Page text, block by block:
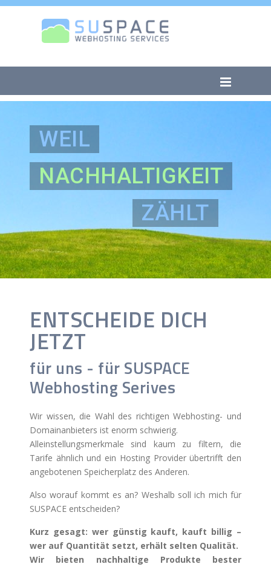
WEIL
NACHHALTIGKEIT
ZÄHLT
ENTSCHEIDE DICH
JETZT
für uns - für SUSPACE
Webhosting Serives
Wir wissen, die Wahl des richtigen Webhosting- und
Domainanbieters ist enorm schwierig.
Alleinstellungsmerkmale sind kaum zu filtern, die
Tarife ähnlich und ein Hosting Provider übertrifft den
angebotenen Speicherplatz des Anderen.
Also worauf kommt es an? Weshalb soll ich mich für
SUSPACE entscheiden?
Kurz gesagt: wer günstig kauft, kauft billig –
wer auf Quantität setzt, erhält selten Qualität.
Wir bieten nachhaltige Produkte bester